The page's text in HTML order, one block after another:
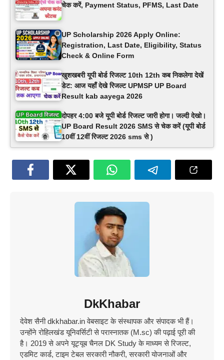
चेक करें, Payment Status, PFMS, Last Date
UP Scholarship 2026 Apply Online:
Registration, Last Date, Eligibility, Status
Check & Online Form
खुशखबरी यूपी बोर्ड रिजल्ट 10th 12th कब निकलेगा देखें
डेट: आज यहाँ देखे रिजल्ट UPMSP UP Board
Result kab aayega 2026
दोपहर 4:00 बजे यूपी बोर्ड रिजल्ट जारी होगा। जल्दी देखो।
UP Board Result 2026 SMS से चेक करें (यूपी बोर्ड
10वीं 12वीं रिजल्ट 2026 sms से )
DkKhabar
देवेश सैनी dkkhabar.in वेबसाइट के संस्थापक और संपादक भी हैं।
उन्होंने रोहिलखंड यूनिवर्सिटी से परास्नातक (M.sc) की पढ़ाई पूरी की
है। 2019 से अपने यूट्यूब चैनल DK Study के माध्यम से रिजल्ट,
एडमिट कार्ड, टाइम टेबल सरकारी नौकरी, सरकारी योजनाओं और